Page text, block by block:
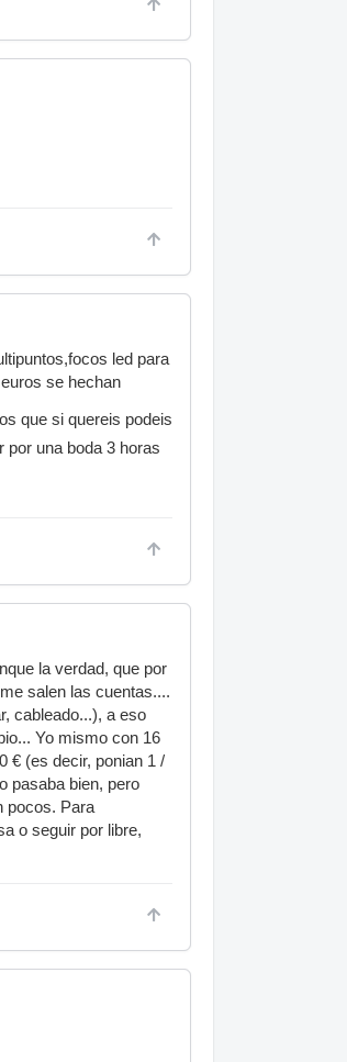
led para
se hechan
que si quereis podeis
por una boda 3 horas
la verdad, que por
salen las cuentas....
cableado...), a eso
Yo mismo con 16
€ (es decir, ponian 1 /
pasaba bien, pero
pocos. Para
o seguir por libre,